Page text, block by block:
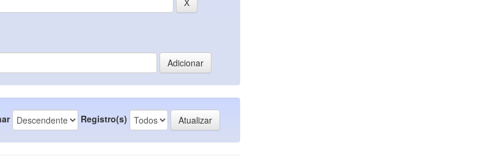
Registro(s)